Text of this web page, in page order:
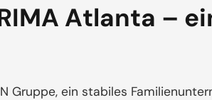
Atlanta –
Gruppe, ein stabiles